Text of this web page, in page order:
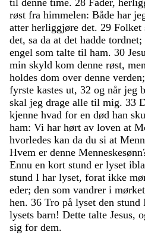
røst fra himmelen: Både har
atter herliggjøre det. 29 Folket
det, sa da at det hadde tordnet;
engel som talte til ham. 30
min skyld kom denne røst, men
holdes dom over denne verden;
fyrste kastes ut, 32 og når jeg
skal jeg drage alle til mig. 33
kjenne hvad for en død han
ham: Vi har hørt av loven at
hvorledes kan da du si at
Hvem er denne Menneskesønn
Ennu en kort stund er lyset
stund I har lyset, forat ikke
eder; den som vandrer i mørket
hen. 36 Tro på lyset den stund
lysets barn! Dette talte Jesus,
sig for dem.